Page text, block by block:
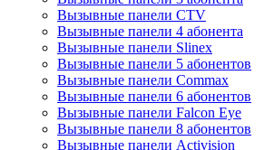
Вызывные панели CTV
Вызывные панели 4 абонента
Вызывные панели Slinex
Вызывные панели 5 абонентов
Вызывные панели Commax
Вызывные панели 6 абонентов
Вызывные панели Falcon Eye
Вызывные панели 8 абонентов
Вызывные панели Activision